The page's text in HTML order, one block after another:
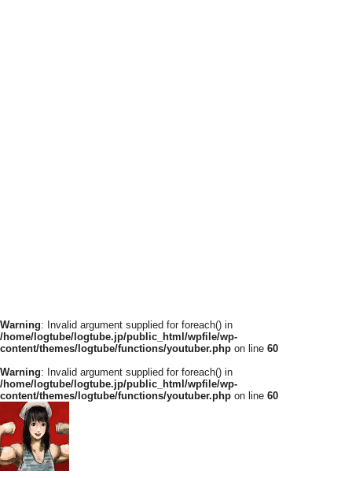
Warning: Invalid argument supplied for foreach() in
/home/logtube/logtube.jp/public_html/wpfile/wp-
content/themes/logtube/functions/youtuber.php on line 60
Warning: Invalid argument supplied for foreach() in
/home/logtube/logtube.jp/public_html/wpfile/wp-
content/themes/logtube/functions/youtuber.php on line 60